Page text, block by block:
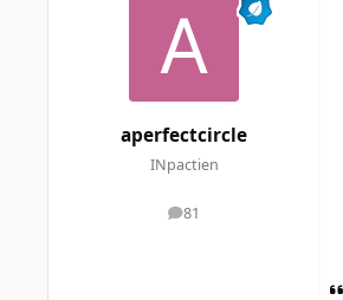
aperfectcircle
INpactien
81
messages